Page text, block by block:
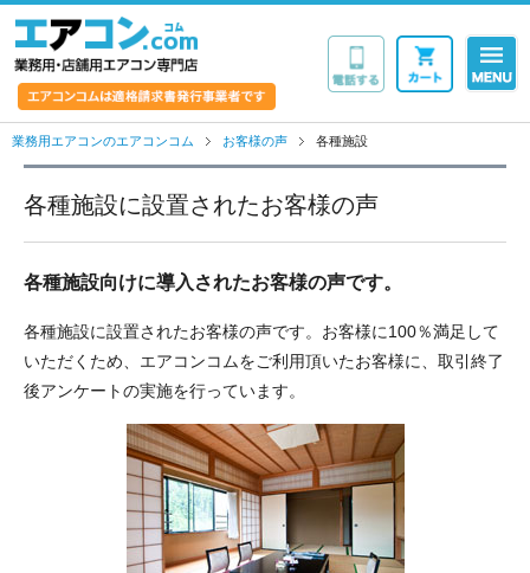
業務用エアコンのエアコンコム お客様の声 各種施設
各種施設に設置されたお客様の声
各種施設向けに導入されたお客様の声です。
各種施設に設置されたお客様の声です。お客様に100％満足して
いただくため、エアコンコムをご利用頂いたお客様に、取引終了
後アンケートの実施を行っています。